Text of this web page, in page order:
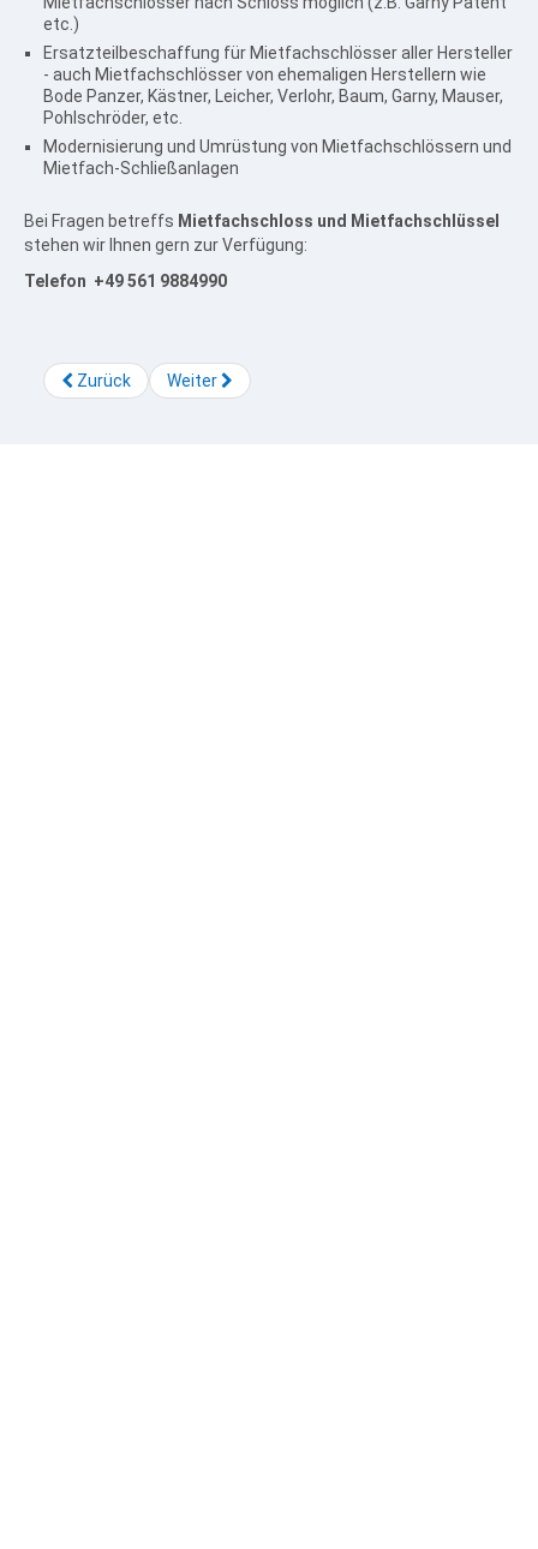
etc.)
Ersatzteilbeschaffung für Mietfachschlösser aller Hersteller
- auch Mietfachschlösser von ehemaligen Herstellern wie
Bode Panzer, Kästner, Leicher, Verlohr, Baum, Garny, Mauser,
Pohlschröder, etc.
Modernisierung und Umrüstung von Mietfachschlössern und
Mietfach-Schließanlagen
Bei Fragen betreffs Mietfachschloss und Mietfachschlüssel
stehen wir Ihnen gern zur Verfügung:
Telefon +49 561 9884990
Zurück Weiter